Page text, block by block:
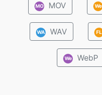
MO MOV We
WA WAV FL
We WebP